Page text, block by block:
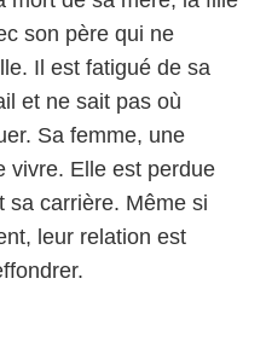
son père qui ne
Il est fatigué de sa
et ne sait pas où
Sa femme, une
vivre. Elle est perdue
sa carrière. Même si
leur relation est